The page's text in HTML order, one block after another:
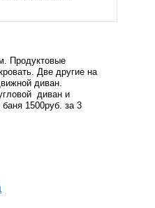
Продуктовые
Две другие на
диван.
диван и
1500руб. за 3